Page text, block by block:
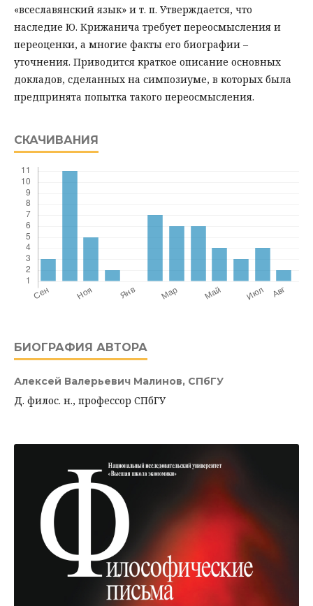
«всеславянский язык» и т. п. Утверждается, что
наследие Ю. Крижанича требует переосмысления и
переоценки, а многие факты его биографии –
уточнения. Приводится краткое описание основных
докладов, сделанных на симпозиуме, в которых была
предпринята попытка такого переосмысления.
СКАЧИВАНИЯ
БИОГРАФИЯ АВТОРА
Алексей Валерьевич Малинов, СПбГУ
Д. филос. н., профессор СПбГУ